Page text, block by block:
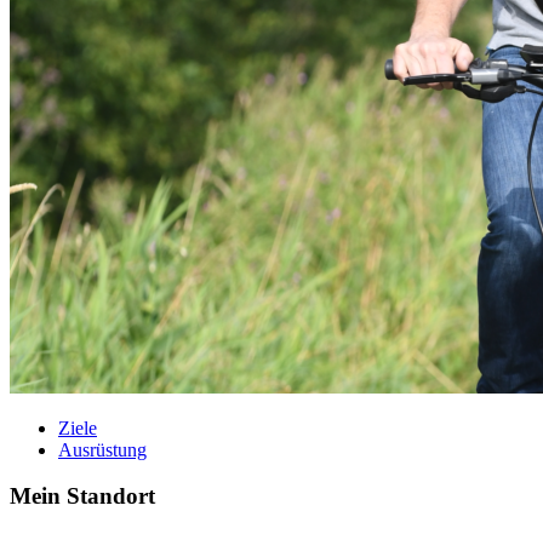
Ziele
Ausrüstung
Mein Standort